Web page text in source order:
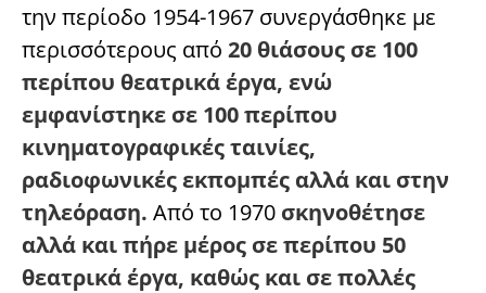
την περίοδο 1954-1967 συνεργάσθηκε με
περισσότερους από 20 θιάσους σε 100
περίπου θεατρικά έργα, ενώ
εμφανίστηκε σε 100 περίπου
κινηματογραφικές ταινίες,
ραδιοφωνικές εκπομπές αλλά και στην
τηλεόραση. Από το 1970 σκηνοθέτησε
αλλά και πήρε μέρος σε περίπου 50
θεατρικά έργα, καθώς και σε πολλές